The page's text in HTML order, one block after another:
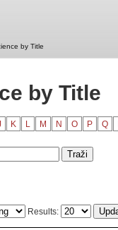
by Title
by Title
K L M N O P Q
Results: